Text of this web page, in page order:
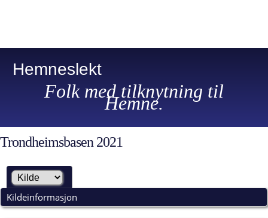
Hemneslekt
Folk med tilknytning til
Hemne.
Trondheimsbasen 2021
Kildeinformasjon